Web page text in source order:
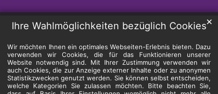
Ihre Wahlmöglichkeiten bezüglich Cookies
Wir möchten Ihnen ein optimales Webseiten-Erlebnis bieten. Dazu
verwenden wir Cookies, die für das Funktionieren unserer
Website notwendig sind. Mit Ihrer Zustimmung verwenden wir
auch Cookies, die zur Anzeige externer Inhalte oder zu anonymen
Statistikzwecken genutzt werden. Sie können selbst entscheiden,
welche Kategorien Sie zulassen möchten. Bitte beachten Sie,
✕